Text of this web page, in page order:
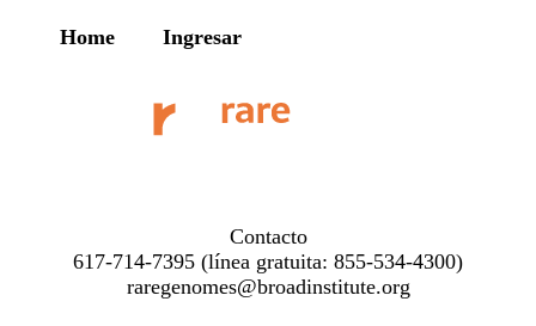
Home Ingresar
Contacto
617-714-7395 (línea gratuita: 855-534-4300)
raregenomes@broadinstitute.org